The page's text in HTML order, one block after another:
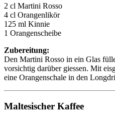
2 cl Martini Rosso
4 cl Orangenlikör
125 ml Kinnie
1 Orangenscheibe
Zubereitung:
Den Martini Rosso in ein Glas
vorsichtig darüber giessen. Mit
eine Orangenschale in den
Maltesischer Kaffee